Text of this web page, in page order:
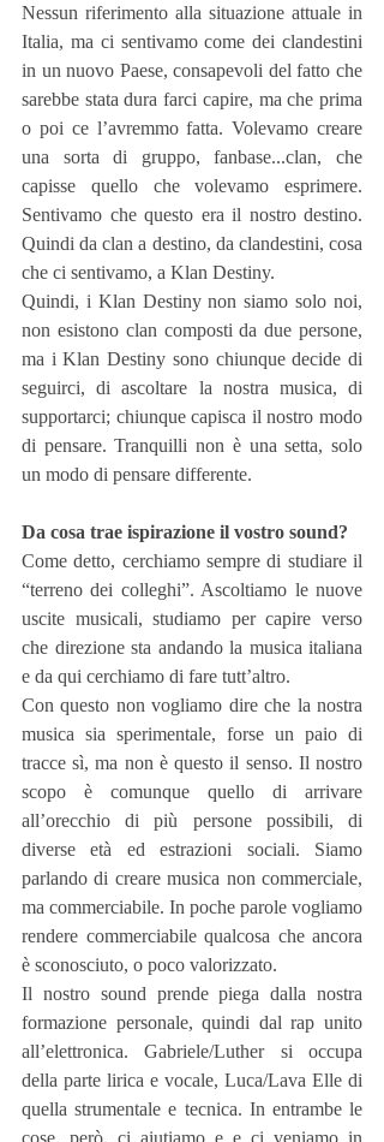
Nessun riferimento alla situazione attuale in
Italia, ma ci sentivamo come dei clandestini
in un nuovo Paese, consapevoli del fatto che
sarebbe stata dura farci capire, ma che prima
o poi ce l’avremmo fatta. Volevamo creare
una sorta di gruppo, fanbase...clan, che
capisse quello che volevamo esprimere.
Sentivamo che questo era il nostro destino.
Quindi da clan a destino, da clandestini, cosa
che ci sentivamo, a Klan Destiny.
Quindi, i Klan Destiny non siamo solo noi,
non esistono clan composti da due persone,
ma i Klan Destiny sono chiunque decide di
seguirci, di ascoltare la nostra musica, di
supportarci; chiunque capisca il nostro modo
di pensare. Tranquilli non è una setta, solo
un modo di pensare differente.
Da cosa trae ispirazione il vostro sound?
Come detto, cerchiamo sempre di studiare il
“terreno dei colleghi”. Ascoltiamo le nuove
uscite musicali, studiamo per capire verso
che direzione sta andando la musica italiana
e da qui cerchiamo di fare tutt’altro.
Con questo non vogliamo dire che la nostra
musica sia sperimentale, forse un paio di
tracce sì, ma non è questo il senso. Il nostro
scopo è comunque quello di arrivare
all’orecchio di più persone possibili, di
diverse età ed estrazioni sociali. Siamo
parlando di creare musica non commerciale,
ma commerciabile. In poche parole vogliamo
rendere commerciabile qualcosa che ancora
è sconosciuto, o poco valorizzato.
Il nostro sound prende piega dalla nostra
formazione personale, quindi dal rap unito
all’elettronica. Gabriele/Luther si occupa
della parte lirica e vocale, Luca/Lava Elle di
quella strumentale e tecnica. In entrambe le
cose, però, ci aiutiamo e e ci veniamo in